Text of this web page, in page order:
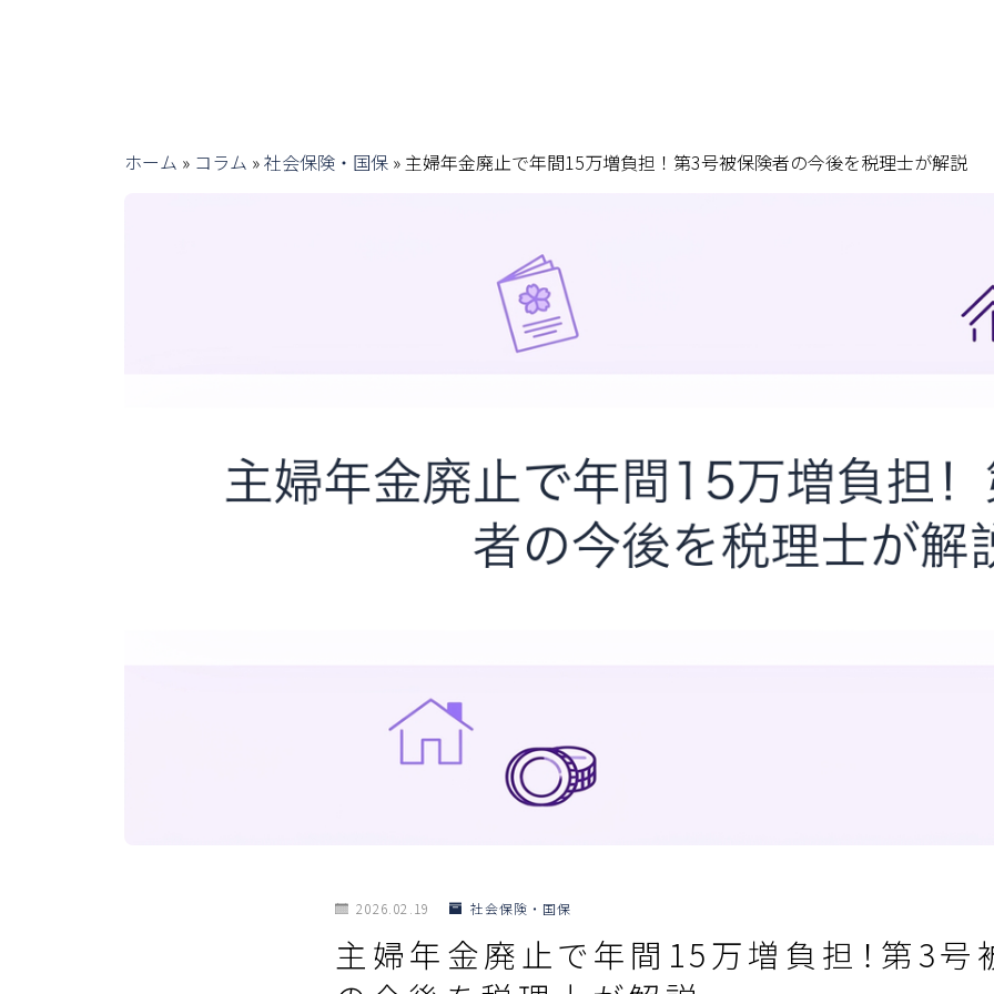
ホーム » コラム »社会保険・国保 » 主婦年金廃止で年間15万増負担！第3号被保険者の今後を税理士が解説
2026.02.19 社会保険・国保
主婦年金廃止で年間15万増負担！第3号